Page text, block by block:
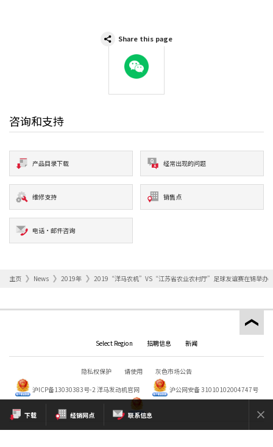
下载 经销网点 联系信息
Share this page
WeChat
咨询和支持
产品目录下载 经常出现的问题
维修支持 销售点
电话·邮件咨询
主页 News 2019年 2019“洋马农机”VS“江苏省农业农村厅”足球友谊赛在锡举办
Select Region 招聘信息 新闻
隐私权保护 请使用
灰色市场公告
沪ICP备13030383号-2 洋马发动机官网 沪公网安备 31010102004747号